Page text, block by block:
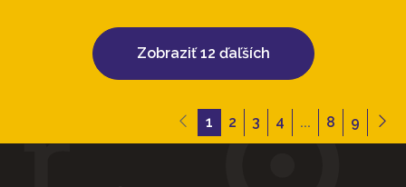
Zobraziť 12 ďaľších
1 2 3 4 ... 8 9